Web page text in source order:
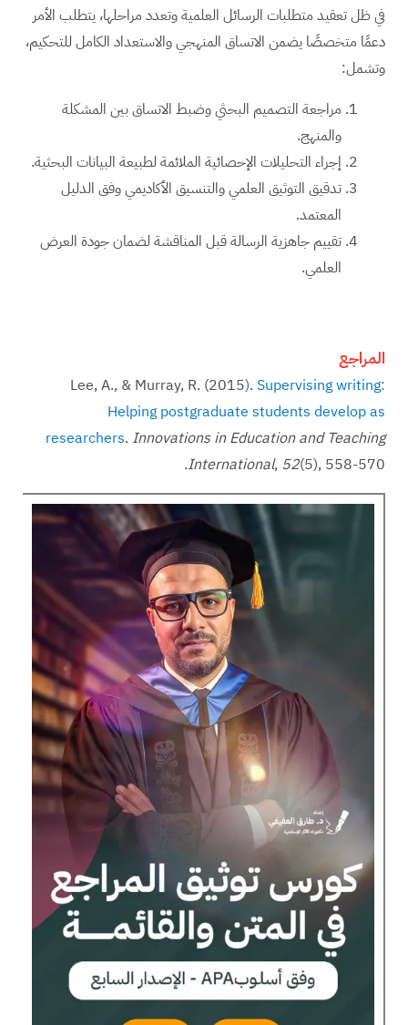
في ظل تعقيد متطلبات الرسائل العلمية وتعدد مراحلها، يتطلب الأمر
دعمًا متخصصًا يضمن الاتساق المنهجي والاستعداد الكامل للتحكيم،
وتشمل:
مراجعة التصميم البحثي وضبط الاتساق بين المشكلة
والمنهج.
إجراء التحليلات الإحصائية الملائمة لطبيعة البيانات البحثية.
تدقيق التوثيق العلمي والتنسيق الأكاديمي وفق الدليل
المعتمد.
تقييم جاهزية الرسالة قبل المناقشة لضمان جودة العرض
العلمي.
المراجع
Lee, A., & Murray, R. (2015). Supervising writing:
Helping postgraduate students develop as
researchers. Innovations in Education and Teaching
International, 52(5), 558-570.‏